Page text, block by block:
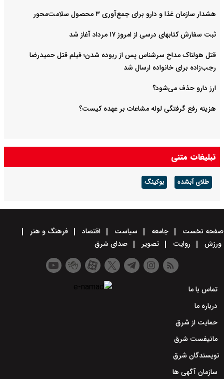
هشدار سازمان غذا و دارو برای جمع‌آوری ۳ محصول سلامت‌محور
ثبت سفارش کتابهای درسی از امروز ۱۷ مرداد آغاز شد
قتل هولناک مداح سرشناس پس از ربوده شدن؛ فیلم قتل حمیدرضا
رجب‌زاده برای خانواده ارسال شد
ارز دارو حذف می‌شود؟
هزینه رفع گرفتگی لوله مشاعات بر عهده کیست؟
تبلیغات متنی
طلای آبشده بوکینگ
صفحه نخست جامعه سیاست اقتصاد
فرهنگ و هنر
ورزش
روایت تصویر صدای شرق
تماس با ما
درباره ما
حمایت از شرق
مانیفست شرق
نویسندگان شرق
سازمان آگهی ها